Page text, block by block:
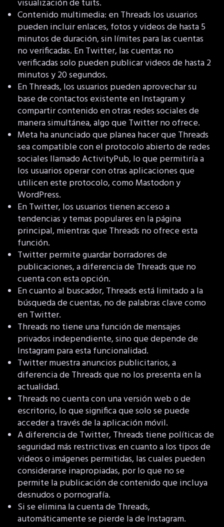
visualización de tuits.
Contenido multimedia: en Threads los usuarios
pueden incluir enlaces, fotos y videos de hasta 5
minutos de duración, sin límites para las cuentas
no verificadas. En Twitter, las cuentas no
verificadas solo pueden publicar videos de hasta 2
minutos y 20 segundos.
En Threads, los usuarios pueden aprovechar su
base de contactos existente en Instagram y
compartir contenido en otras redes sociales de
manera simultánea, algo que Twitter no ofrece.
Meta ha anunciado que planea hacer que Threads
sea compatible con el protocolo abierto de redes
sociales llamado ActivityPub, lo que permitiría a
los usuarios operar con otras aplicaciones que
utilicen este protocolo, como Mastodon y
WordPress.
En Twitter, los usuarios tienen acceso a
tendencias y temas populares en la página
principal, mientras que Threads no ofrece esta
función.
Twitter permite guardar borradores de
publicaciones, a diferencia de Threads que no
cuenta con esta opción.
En cuanto al buscador, Threads está limitado a la
búsqueda de cuentas, no de palabras clave como
en Twitter.
Threads no tiene una función de mensajes
privados independiente, sino que depende de
Instagram para esta funcionalidad.
Twitter muestra anuncios publicitarios, a
diferencia de Threads que no los presenta en la
actualidad.
Threads no cuenta con una versión web o de
escritorio, lo que significa que solo se puede
acceder a través de la aplicación móvil.
A diferencia de Twitter, Threads tiene políticas de
seguridad más restrictivas en cuanto a los tipos de
videos o imágenes permitidas, las cuales pueden
considerarse inapropiadas, por lo que no se
permite la publicación de contenido que incluya
desnudos o pornografía.
Si se elimina la cuenta de Threads,
automáticamente se pierde la de Instagram.